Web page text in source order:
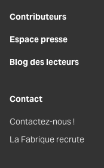
Contributeurs
Espace presse
Blog des lecteurs
Contact
Contactez-nous !
La Fabrique recrute